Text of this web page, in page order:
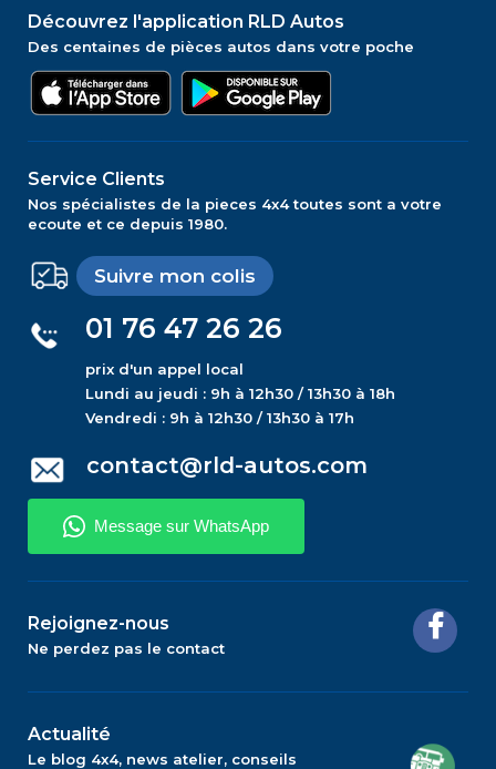
Découvrez l'application RLD Autos
Des centaines de pièces autos dans votre poche
Service Clients
Nos spécialistes de la pieces 4x4 toutes sont a votre
ecoute et ce depuis 1980.
Suivre mon colis
01 76 47 26 26
prix d'un appel local
Lundi au jeudi : 9h à 12h30 / 13h30 à 18h
Vendredi : 9h à 12h30 / 13h30 à 17h
contact@rld-autos.com
Rejoignez-nous
Ne perdez pas le contact
Actualité
Le blog 4x4, news atelier, conseils